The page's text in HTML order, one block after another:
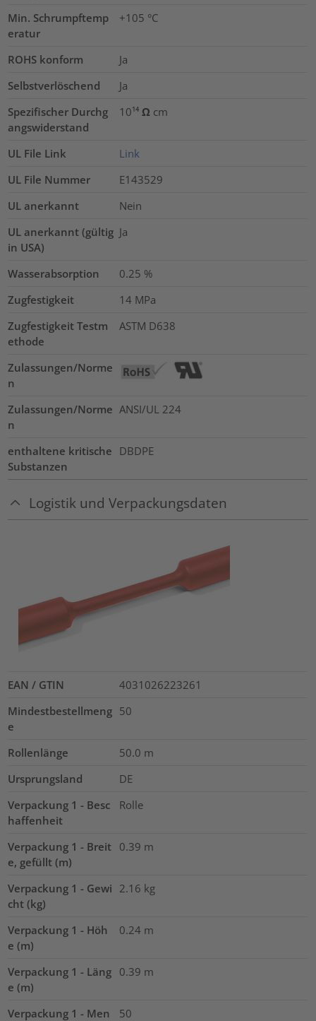
Min. Schrumpftemp
eratur
+105 °C
ROHS konform
Ja
Selbstverlöschend
Ja
Spezifischer Durchg
angswiderstand
10¹⁴ Ω cm
UL File Link
Link
UL File Nummer
E143529
UL anerkannt
Nein
UL anerkannt (gültig
in USA)
Ja
Wasserabsorption 0.25 %
Zugfestigkeit
14 MPa
Zugfestigkeit Testm
ethode
ASTM D638
Zulassungen/Norme
n
Zulassungen/Norme
n
ANSI/UL 224
enthaltene kritische
Substanzen
DBDPE
Logistik und Verpackungsdaten
EAN / GTIN
4031026223261
Mindestbestellmeng
e
50
Rollenlänge 50.0 m
Ursprungsland
DE
Verpackung 1 - Besc
haffenheit
Rolle
Verpackung 1 - Breit
e, gefüllt (m)
0.39 m
Verpackung 1 - Gewi
cht (kg)
2.16 kg
Verpackung 1 - Höh
e (m)
0.24 m
Verpackung 1 - Läng
e (m)
0.39 m
Verpackung 1 - Men 50